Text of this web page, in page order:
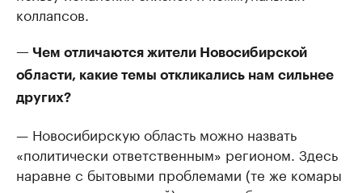
коллапсов.
— Чем отличаются жители Новосибирской
области, какие темы откликались нам сильнее
других?
— Новосибирскую область можно назвать
«политически ответственным» регионом. Здесь
наравне с бытовыми проблемами (те же комары